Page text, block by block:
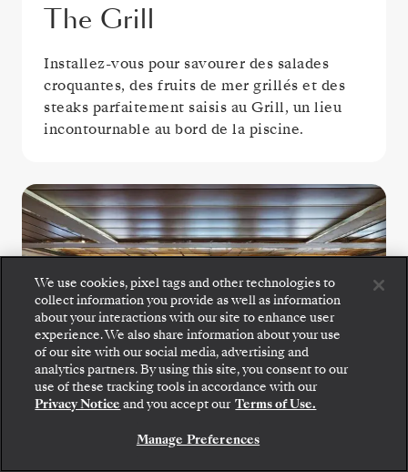
The Grill
Installez-vous pour savourer des salades
croquantes, des fruits de mer grillés et des
steaks parfaitement saisis au Grill, un lieu
incontournable au bord de la piscine.
La Terrazza
Montez à bord : choisissez votre suite et consultez
les tarifs et les prestations incluses avant de
confirmer votre voyage avec Silversea en toute
sécurité.
RÉSERVEZ VOTRE SUITE
We use cookies, pixel tags and other technologies to
collect information you provide as well as information
about your interactions with our site to enhance user
experience. We also share information about your use
of our site with our social media, advertising and
analytics partners. By using this site, you consent to our
use of these tracking tools in accordance with our
Privacy Notice and you accept our Terms of Use.
Manage Preferences